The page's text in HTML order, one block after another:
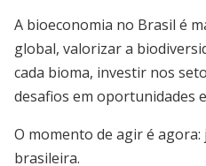
A bioeconomia no Brasil é
global, valorizar a
cada bioma, investir nos
desafios em oportunidades
O momento de agir é
brasileira.